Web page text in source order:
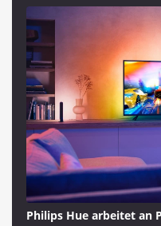
Philips Hue arbeitet an